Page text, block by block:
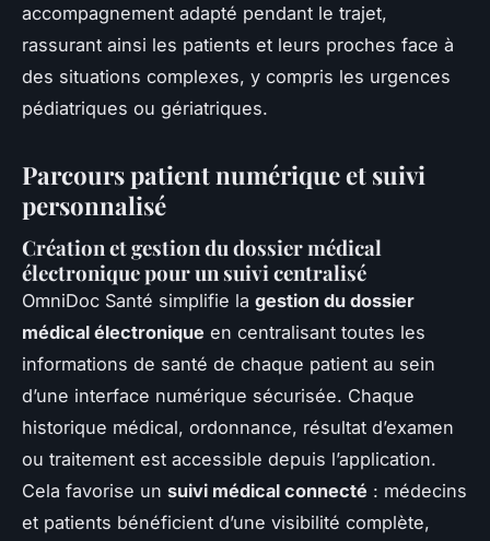
accompagnement adapté pendant le trajet,
rassurant ainsi les patients et leurs proches face à
des situations complexes, y compris les urgences
pédiatriques ou gériatriques.
Parcours patient numérique et suivi
personnalisé
Création et gestion du dossier médical
électronique pour un suivi centralisé
OmniDoc Santé simplifie la gestion du dossier
médical électronique en centralisant toutes les
informations de santé de chaque patient au sein
d’une interface numérique sécurisée. Chaque
historique médical, ordonnance, résultat d’examen
ou traitement est accessible depuis l’application.
Cela favorise un suivi médical connecté : médecins
et patients bénéficient d’une visibilité complète,